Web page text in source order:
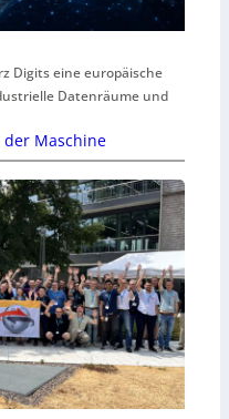
Digits eine europäische
Datenräume und
Maschine